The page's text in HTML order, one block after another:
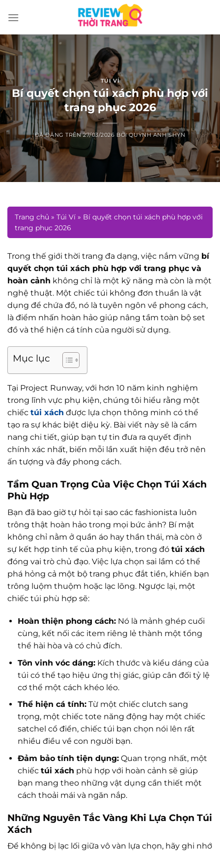
đến
dung
TÚI VÍ
Bí quyết chọn túi xách phù hợp với
trang phục 2026
ĐÃ ĐĂNG TRÊN27/03/2026 BỞIQUỲNH ANH SHYN
Trang chủ » Túi Ví » Bí quyết chọn túi xách phù hợp với
trang phục 2026
Trong thế giới thời trang đa dạng, việc nắm vững bí
quyết chọn túi xách phù hợp với trang phục và
hoàn cảnh không chỉ là một kỹ năng mà còn là một
nghệ thuật. Một chiếc túi không đơn thuần là vật
dụng để chứa đồ, nó là tuyên ngôn về phong cách,
là điểm nhấn hoàn hảo giúp nâng tầm toàn bộ set
đồ và thể hiện cá tính của người sử dụng.
Mục lục
Tại Project Runway, với hơn 10 năm kinh nghiệm
trong lĩnh vực phụ kiện, chúng tôi hiểu rằng một
chiếc túi xách được lựa chọn thông minh có thể
tạo ra sự khác biệt diệu kỳ. Bài viết này sẽ là cẩm
nang chi tiết, giúp bạn tự tin đưa ra quyết định
chính xác nhất, biến mỗi lần xuất hiện đều trở nên
ấn tượng và đầy phong cách.
Tầm Quan Trọng Của Việc Chọn Túi Xách
Phù Hợp
Bạn đã bao giờ tự hỏi tại sao các fashionista luôn
trông thật hoàn hảo trong mọi bức ảnh? Bí mật
không chỉ nằm ở quần áo hay thần thái, mà còn ở
sự kết hợp tinh tế của phụ kiện, trong đó túi xách
đóng vai trò chủ đạo. Việc lựa chọn sai lầm có thể
phá hỏng cả một bộ trang phục đắt tiền, khiến bạn
trông luộm thuộm hoặc lạc lõng. Ngược lại, một
chiếc túi phù hợp sẽ:
Hoàn thiện phong cách:Nó là mảnh ghép cuối
cùng, kết nối các item riêng lẻ thành một tổng
thể hài hòa và có chủ đích.
Tôn vinh vóc dáng:Kích thước và kiểu dáng của
túi có thể tạo hiệu ứng thị giác, giúp cân đối tỷ lệ
cơ thể một cách khéo léo.
Thể hiện cá tính:Từ một chiếc clutch sang
trọng, một chiếc tote năng động hay một chiếc
satchel cổ điển, chiếc túi bạn chọn nói lên rất
nhiều điều về con người bạn.
Đảm bảo tính tiện dụng:Quan trọng nhất, một
chiếc túi xách phù hợp với hoàn cảnh sẽ giúp
bạn mang theo những vật dụng cần thiết một
cách thoải mái và ngăn nắp.
Những Nguyên Tắc Vàng Khi Lựa Chọn Túi
Xách
Để không bị lạc lối giữa vô vàn lựa chọn, hãy ghi nhớ